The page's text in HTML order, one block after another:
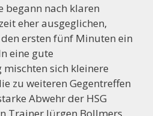
begann nach klaren
eher ausgeglichen,
ersten fünf Minuten ein
eine gute
sich kleinere
zu weiteren Gegentreffen
Abwehr der HSG
Trainer Jürgen Bollmers